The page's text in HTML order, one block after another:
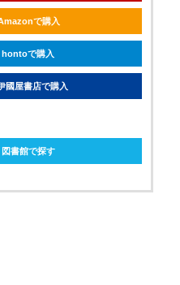
で購入
hontoで購入
國屋書店で購入
図書館で探す